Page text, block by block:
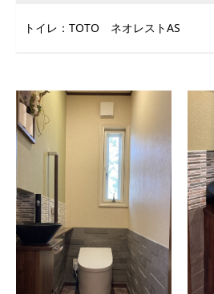
トイレ：TOTO ネオレストAS